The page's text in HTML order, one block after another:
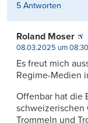
5 Antworten
Roland Moser
08.03.2025 um 08:30
Es freut mich
Regime-Medien
Offenbar hat die
schweizerischen
Trommeln und